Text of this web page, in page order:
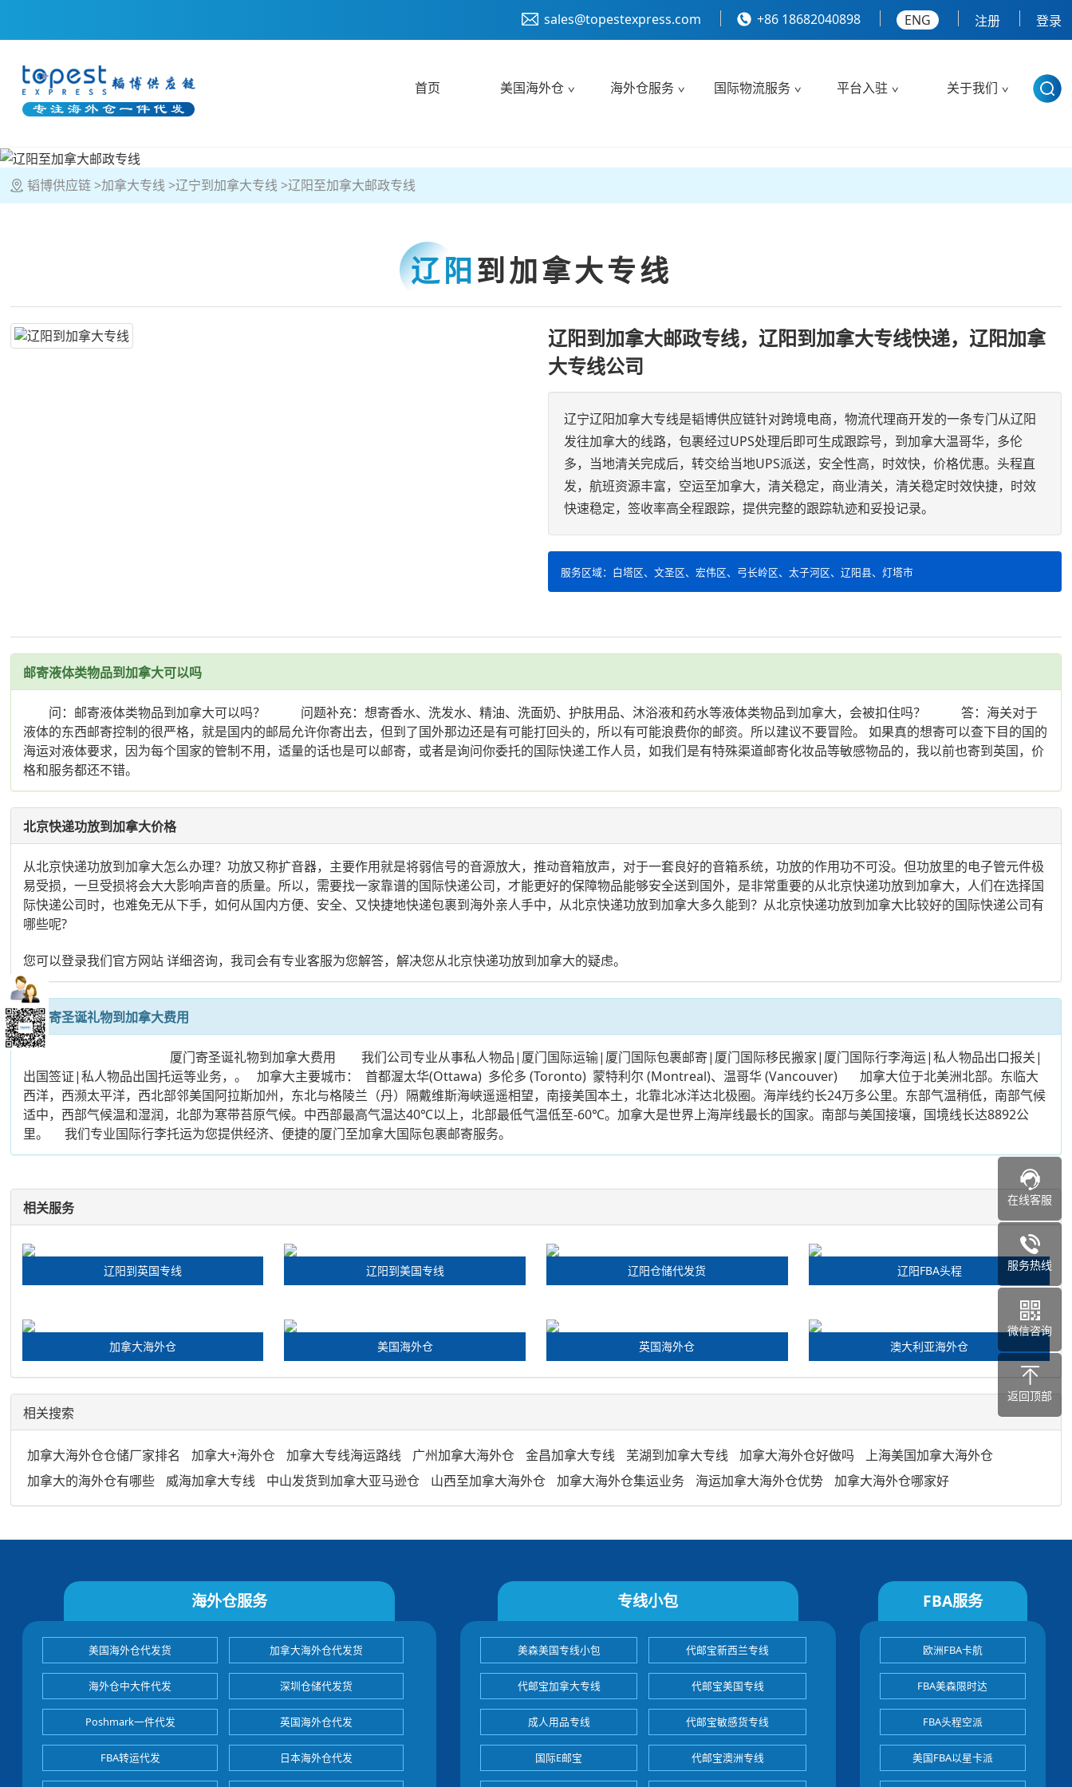
sales@topestexpress.com +86 18682040898 ENG 注册 登录
首页 美国海外仓 海外仓服务 国际物流服务 平台入驻 关于我们
韬博供应链 加拿大专线 辽宁到加拿大专线 辽阳至加拿大邮政专线
辽阳到加拿大专线
辽阳到加拿大邮政专线，辽阳到加拿大专线快递，辽阳加拿
大专线公司
辽宁辽阳加拿大专线是韬博供应链针对跨境电商，物流代理商开发的一条专门从辽阳
发往加拿大的线路，包裹经过UPS处理后即可生成跟踪号，到加拿大温哥华，多伦
多，当地清关完成后，转交给当地UPS派送，安全性高，时效快，价格优惠。头程直
发，航班资源丰富，空运至加拿大，清关稳定，商业清关，清关稳定时效快捷，时效
快速稳定，签收率高全程跟踪，提供完整的跟踪轨迹和妥投记录。
服务区域：白塔区、文圣区、宏伟区、弓长岭区、太子河区、辽阳县、灯塔市
邮寄液体类物品到加拿大可以吗
问：邮寄液体类物品到加拿大可以吗？ 问题补充：想寄香水、洗发水、精油、洗面奶、护肤用品、沐浴液和药水等液体类物品到加拿大，会被扣住吗？ 答：海关对于
液体的东西邮寄控制的很严格，就是国内的邮局允许你寄出去，但到了国外那边还是有可能打回头的，所以有可能浪费你的邮资。所以建议不要冒险。 如果真的想寄可以查下目的国的
海运对液体要求，因为每个国家的管制不用，适量的话也是可以邮寄，或者是询问你委托的国际快递工作人员，如我们是有特殊渠道邮寄化妆品等敏感物品的，我以前也寄到英国，价
格和服务都还不错。
北京快递功放到加拿大价格
从北京快递功放到加拿大怎么办理？功放又称扩音器，主要作用就是将弱信号的音源放大，推动音箱放声，对于一套良好的音箱系统，功放的作用功不可没。但功放里的电子管元件极
易受损，一旦受损将会大大影响声音的质量。所以，需要找一家靠谱的国际快递公司，才能更好的保障物品能够安全送到国外，是非常重要的从北京快递功放到加拿大，人们在选择国
际快递公司时，也难免无从下手，如何从国内方便、安全、又快捷地快递包裹到海外亲人手中，从北京快递功放到加拿大多久能到？从北京快递功放到加拿大比较好的国际快递公司有
哪些呢?
您可以登录我们官方网站 详细咨询，我司会有专业客服为您解答，解决您从北京快递功放到加拿大的疑虑。
厦门寄圣诞礼物到加拿大费用
厦门寄圣诞礼物到加拿大费用 我们公司专业从事私人物品|厦门国际运输|厦门国际包裹邮寄|厦门国际移民搬家|厦门国际行李海运|私人物品出口报关|
出国签证|私人物品出国托运等业务，。 加拿大主要城市： 首都渥太华(Ottawa) 多伦多 (Toronto) 蒙特利尔 (Montreal)、温哥华 (Vancouver) 加拿大位于北美洲北部。东临大
西洋，西濒太平洋，西北部邻美国阿拉斯加州，东北与格陵兰（丹）隔戴维斯海峡遥遥相望，南接美国本土，北靠北冰洋达北极圈。海岸线约长24万多公里。东部气温稍低，南部气候
适中，西部气候温和湿润，北部为寒带苔原气候。中西部最高气温达40℃以上，北部最低气温低至-60℃。加拿大是世界上海岸线最长的国家。南部与美国接壤，国境线长达8892公
里。 我们专业国际行李托运为您提供经济、便捷的厦门至加拿大国际包裹邮寄服务。
相关服务
辽阳到英国专线 辽阳到美国专线 辽阳仓储代发货 辽阳FBA头程
加拿大海外仓 美国海外仓 英国海外仓 澳大利亚海外仓
相关搜索
加拿大海外仓仓储厂家排名 加拿大+海外仓 加拿大专线海运路线 广州加拿大海外仓 金昌加拿大专线 芜湖到加拿大专线 加拿大海外仓好做吗
上海美国加拿大海外仓
加拿大的海外仓有哪些
威海加拿大专线 中山发货到加拿大亚马逊仓 山西至加拿大海外仓 加拿大海外仓集运业务 海运加拿大海外仓优势 加拿大海外仓哪家好
海外仓服务
美国海外仓代发货 加拿大海外仓代发货
海外仓中大件代发 深圳仓储代发货
Poshmark一件代发 英国海外仓代发
FBA转运代发 日本海外仓代发
专线小包
美森美国专线小包 代邮宝新西兰专线
代邮宝加拿大专线 代邮宝美国专线
成人用品专线 代邮宝敏感货专线
国际E邮宝 代邮宝澳洲专线
FBA服务
欧洲FBA卡航
FBA美森限时达
FBA头程空派
美国FBA以星卡派
在线客服
服务热线
微信咨询
返回顶部